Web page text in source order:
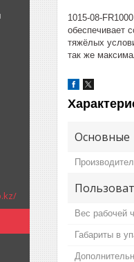
1015-08-
обеспечивает
тяжёлых
так же
Основные
Вес рабочей
Габариты в